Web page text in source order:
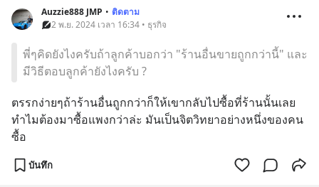
Auzzie888 JMP • ติดตาม
2 พ.ย. 2024 เวลา 16:34 • ธุรกิจ
พี่ๆคิดยังไงครับถ้าลูกค้าบอกว่า "ร้านอื่นขายถูกกว่านี้" และ
มีวิธีตอบลูกค้ายังไงครับ ?
ตรรกง่ายๆถ้าร้านอื่นถูกกว่าก็ให้เขากลับไปซื้อที่ร้านนั้นเลย
ทำไมต้องมาซื้อแพงกว่าล่ะ มันเป็นจิตวิทยาอย่างหนึ่งของคน
ซื้อ
บันทึก